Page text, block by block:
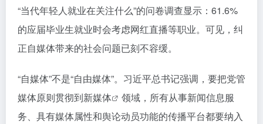
“当代年轻人就业在关注什么”的问卷调查显示：61.6%
的应届毕业生就业时会考虑网红直播等职业。可见，纠
正自媒体带来的社会问题已刻不容缓。
“自媒体”不是“自由媒体”。习近平总书记强调，要把党管
媒体原则贯彻到新媒体
领域，所有从事新闻信息服
务、具有媒体属性和舆论动员功能的传播平台都要纳入